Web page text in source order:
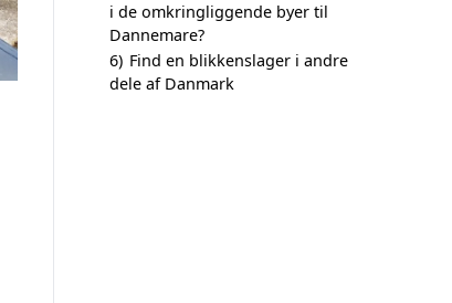
i de omkringliggende byer til
Dannemare?
6) Find en blikkenslager i andre
dele af Danmark